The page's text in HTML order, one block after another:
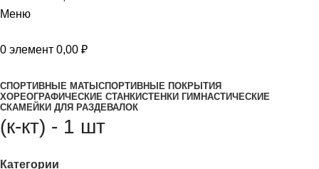
Меню
0 элемент 0,00 ₽
СПОРТИВНЫЕ МАТЫ СПОРТИВНЫЕ ПОКРЫТИЯ
ХОРЕОГРАФИЧЕСКИЕ СТАНКИСТЕНКИ ГИМНАСТИЧЕСКИЕ
СКАМЕЙКИ ДЛЯ РАЗДЕВАЛОК
(к-кт) - 1 шт
Категории